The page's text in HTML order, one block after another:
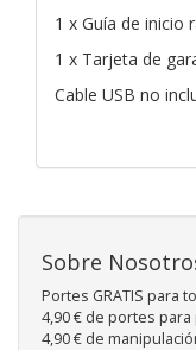
1 x Guía de inicio
1 x Tarjeta de
Cable USB no
Sobre
Portes GRATIS para
4,90 € de portes
4,90 € de